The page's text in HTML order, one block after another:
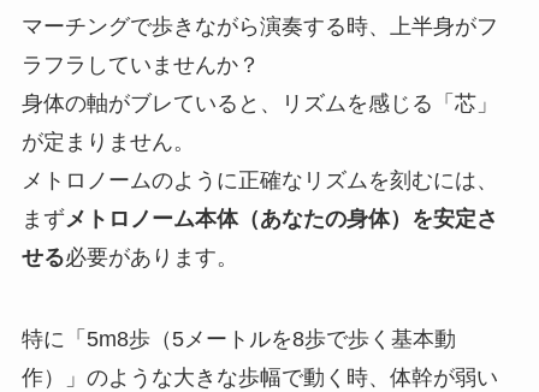
マーチングで歩きながら演奏する時、上半身がフ
ラフラしていませんか？
身体の軸がブレていると、リズムを感じる「芯」
が定まりません。
メトロノームのように正確なリズムを刻むには、
まずメトロノーム本体（あなたの身体）を安定さ
せる必要があります。
特に「5m8歩（5メートルを8歩で歩く基本動
作）」のような大きな歩幅で動く時、体幹が弱い